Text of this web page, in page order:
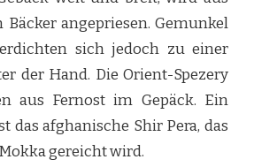
angepriesen. Gemunkel
sich jedoch zu einer
der Hand. Die Orient-Spezery
aus Fernost im Gepäck. Ein
das afghanische Shir Pera, das
gereicht wird.